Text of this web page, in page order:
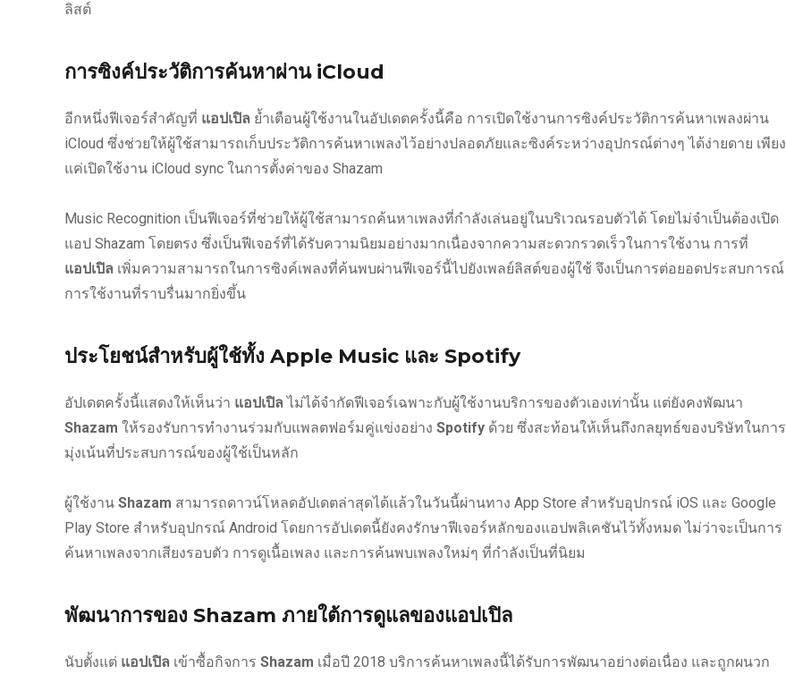
ลิสต์
การซิงค์ประวัติการค้นหาผ่าน iCloud
อีกหนึ่งฟีเจอร์สำคัญที่ แอปเปิล ย้ำเตือนผู้ใช้งานในอัปเดตครั้งนี้คือ การเปิดใช้งานการซิงค์ประวัติการค้นหาเพลงผ่าน
iCloud ซึ่งช่วยให้ผู้ใช้สามารถเก็บประวัติการค้นหาเพลงไว้อย่างปลอดภัยและซิงค์ระหว่างอุปกรณ์ต่างๆ ได้ง่ายดาย เพียง
แค่เปิดใช้งาน iCloud sync ในการตั้งค่าของ Shazam
Music Recognition เป็นฟีเจอร์ที่ช่วยให้ผู้ใช้สามารถค้นหาเพลงที่กำลังเล่นอยู่ในบริเวณรอบตัวได้ โดยไม่จำเป็นต้องเปิด
แอป Shazam โดยตรง ซึ่งเป็นฟีเจอร์ที่ได้รับความนิยมอย่างมากเนื่องจากความสะดวกรวดเร็วในการใช้งาน การที่
แอปเปิล เพิ่มความสามารถในการซิงค์เพลงที่ค้นพบผ่านฟีเจอร์นี้ไปยังเพลย์ลิสต์ของผู้ใช้ จึงเป็นการต่อยอดประสบการณ์
การใช้งานที่ราบรื่นมากยิ่งขึ้น
ประโยชน์สำหรับผู้ใช้ทั้ง Apple Music และ Spotify
อัปเดตครั้งนี้แสดงให้เห็นว่า แอปเปิล ไม่ได้จำกัดฟีเจอร์เฉพาะกับผู้ใช้งานบริการของตัวเองเท่านั้น แต่ยังคงพัฒนา
Shazam ให้รองรับการทำงานร่วมกับแพลตฟอร์มคู่แข่งอย่าง Spotify ด้วย ซึ่งสะท้อนให้เห็นถึงกลยุทธ์ของบริษัทในการ
มุ่งเน้นที่ประสบการณ์ของผู้ใช้เป็นหลัก
ผู้ใช้งาน Shazam สามารถดาวน์โหลดอัปเดตล่าสุดได้แล้วในวันนี้ผ่านทาง App Store สำหรับอุปกรณ์ iOS และ Google
Play Store สำหรับอุปกรณ์ Android โดยการอัปเดตนี้ยังคงรักษาฟีเจอร์หลักของแอปพลิเคชันไว้ทั้งหมด ไม่ว่าจะเป็นการ
ค้นหาเพลงจากเสียงรอบตัว การดูเนื้อเพลง และการค้นพบเพลงใหม่ๆ ที่กำลังเป็นที่นิยม
พัฒนาการของ Shazam ภายใต้การดูแลของแอปเปิล
นับตั้งแต่ แอปเปิล เข้าซื้อกิจการ Shazam เมื่อปี 2018 บริการค้นหาเพลงนี้ได้รับการพัฒนาอย่างต่อเนื่อง และถูกผนวก